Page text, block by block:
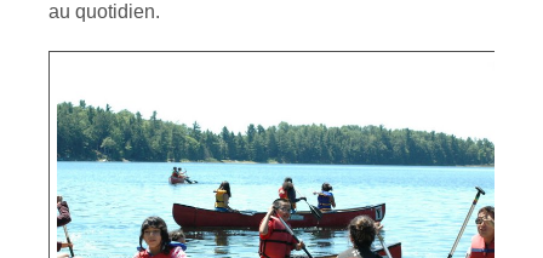
au quotidien.